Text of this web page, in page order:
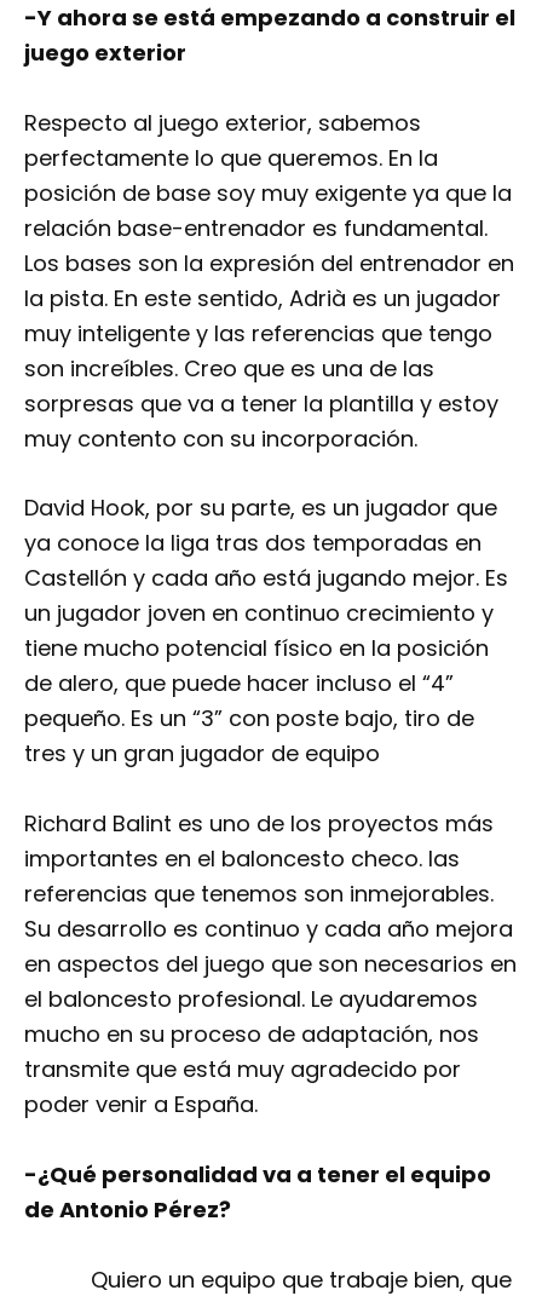
-Y ahora se está empezando a construir el
juego exterior
Respecto al juego exterior, sabemos
perfectamente lo que queremos. En la
posición de base soy muy exigente ya que la
relación base-entrenador es fundamental.
Los bases son la expresión del entrenador en
la pista. En este sentido, Adrià es un jugador
muy inteligente y las referencias que tengo
son increíbles. Creo que es una de las
sorpresas que va a tener la plantilla y estoy
muy contento con su incorporación.
David Hook, por su parte, es un jugador que
ya conoce la liga tras dos temporadas en
Castellón y cada año está jugando mejor. Es
un jugador joven en continuo crecimiento y
tiene mucho potencial físico en la posición
de alero, que puede hacer incluso el “4”
pequeño. Es un “3” con poste bajo, tiro de
tres y un gran jugador de equipo
Richard Balint es uno de los proyectos más
importantes en el baloncesto checo. las
referencias que tenemos son inmejorables.
Su desarrollo es continuo y cada año mejora
en aspectos del juego que son necesarios en
el baloncesto profesional. Le ayudaremos
mucho en su proceso de adaptación, nos
transmite que está muy agradecido por
poder venir a España.
-¿Qué personalidad va a tener el equipo
de Antonio Pérez?
Quiero un equipo que trabaje bien, que